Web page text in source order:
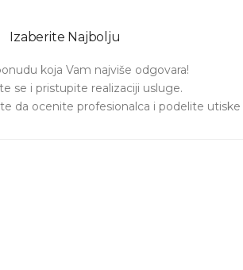
Izaberite Najbolju
koja Vam najviše odgovara!
se i pristupite realizaciji usluge.
da ocenite profesionalca i podelite utiske